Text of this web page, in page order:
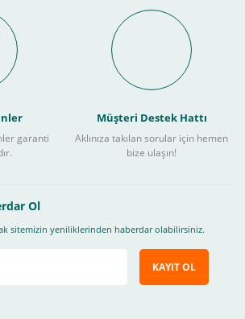
garanti
Müşteri Destek Hattı
Aklınıza takılan sorular için hemen
bize ulaşın!
Ol
sitemizin yeniliklerinden haberdar olabilirsiniz.
KAYIT OL